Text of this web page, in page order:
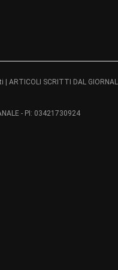
SCRITTI DAL
- PI: 03421730924